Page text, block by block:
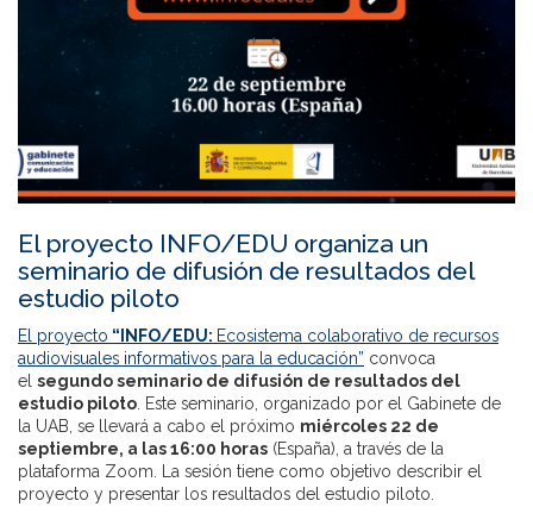
El proyecto INFO/EDU organiza un
seminario de difusión de resultados del
estudio piloto
El proyecto “INFO/EDU: Ecosistema colaborativo de recursos
audiovisuales informativos para la educación” convoca
el segundo seminario de difusión de resultados del
estudio piloto. Este seminario, organizado por el Gabinete de
la UAB, se llevará a cabo el próximo miércoles 22 de
septiembre, a las 16:00 horas (España), a través de la
plataforma Zoom. La sesión tiene como objetivo describir el
proyecto y presentar los resultados del estudio piloto.